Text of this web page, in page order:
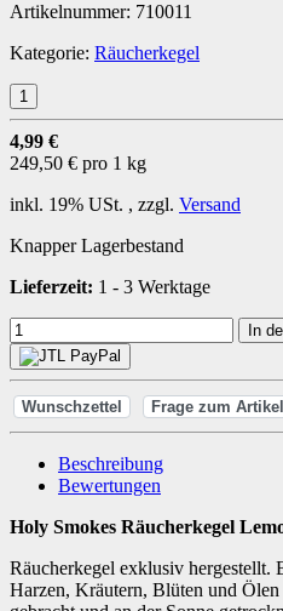
Artikelnummer: 710011
Kategorie: Räucherkegel
4,99 €
249,50 € pro 1 kg
inkl. 19% USt. , zzgl. Versand
Knapper Lagerbestand
Lieferzeit: 1 - 3 Werktage
In
Wunschzettel Frage zum Artikel
Beschreibung
Bewertungen
Holy Smokes Räucherkegel
Räucherkegel exklusiv hergestellt.
Harzen, Kräutern, Blüten und